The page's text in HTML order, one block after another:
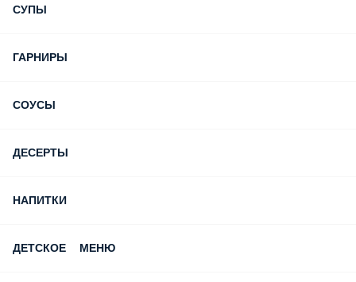
СУПЫ
ГАРНИРЫ
СОУСЫ
ДЕСЕРТЫ
НАПИТКИ
ДЕТСКОЕ МЕНЮ